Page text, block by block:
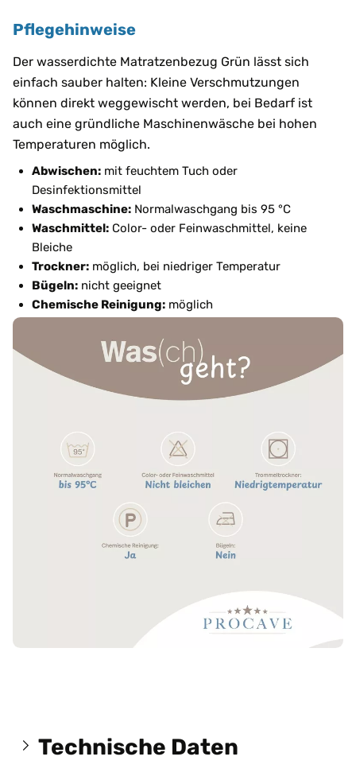
Pflegehinweise
Der wasserdichte Matratzenbezug Grün lässt sich
einfach sauber halten: Kleine Verschmutzungen
können direkt weggewischt werden, bei Bedarf ist
auch eine gründliche Maschinenwäsche bei hohen
Temperaturen möglich.
Abwischen: mit feuchtem Tuch oder
Desinfektionsmittel
Waschmaschine: Normalwaschgang bis 95 °C
Waschmittel: Color- oder Feinwaschmittel, keine
Bleiche
Trockner: möglich, bei niedriger Temperatur
Bügeln: nicht geeignet
Chemische Reinigung: möglich
Technische Daten